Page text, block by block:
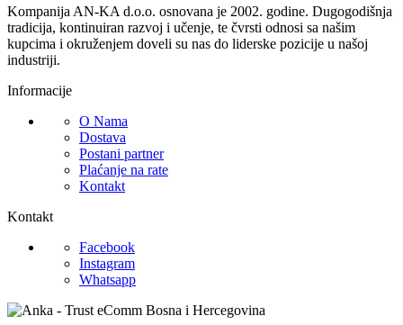
Kompanija AN-KA d.o.o. osnovana je 2002. godine. Dugogodišnja
tradicija, kontinuiran razvoj i učenje, te čvrsti odnosi sa našim
kupcima i okruženjem doveli su nas do liderske pozicije u našoj
industriji.
Informacije
O Nama
Dostava
Postani partner
Plaćanje na rate
Kontakt
Kontakt
Facebook
Instagram
Whatsapp